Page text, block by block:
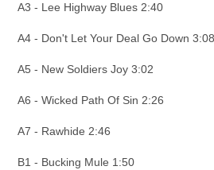
A3 - Lee Highway Blues 2:40
A4 - Don't Let Your Deal Go Down 3:08
A5 - New Soldiers Joy 3:02
A6 - Wicked Path Of Sin 2:26
A7 - Rawhide 2:46
B1 - Bucking Mule 1:50